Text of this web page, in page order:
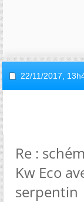
22/11/2017,
Re :
Kw Eco
serpentin